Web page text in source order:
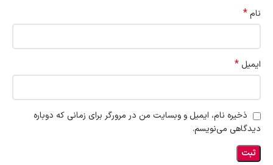
نام*
ایمیل *
ذخیره نام، ایمیل و وبسایت من در مرورگر برای زمانی که دوباره
دیدگاهی می‌نویسم.